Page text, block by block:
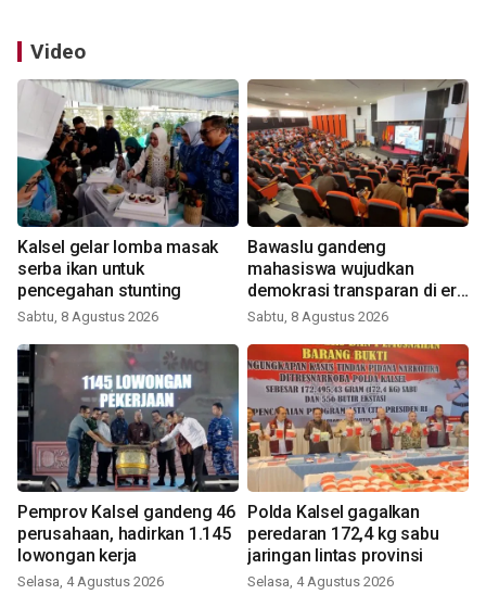
Video
Kalsel gelar lomba masak
serba ikan untuk
pencegahan stunting
Sabtu, 8 Agustus 2026
Bawaslu gandeng
mahasiswa wujudkan
demokrasi transparan di era
digital
Sabtu, 8 Agustus 2026
Pemprov Kalsel gandeng 46
perusahaan, hadirkan 1.145
lowongan kerja
Selasa, 4 Agustus 2026
Polda Kalsel gagalkan
peredaran 172,4 kg sabu
jaringan lintas provinsi
Selasa, 4 Agustus 2026